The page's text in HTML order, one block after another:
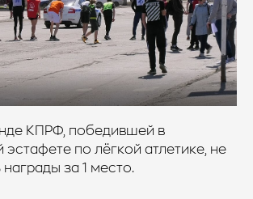
КПРФ, победившей в
эстафете по лёгкой атлетике, не
награды за 1 место.